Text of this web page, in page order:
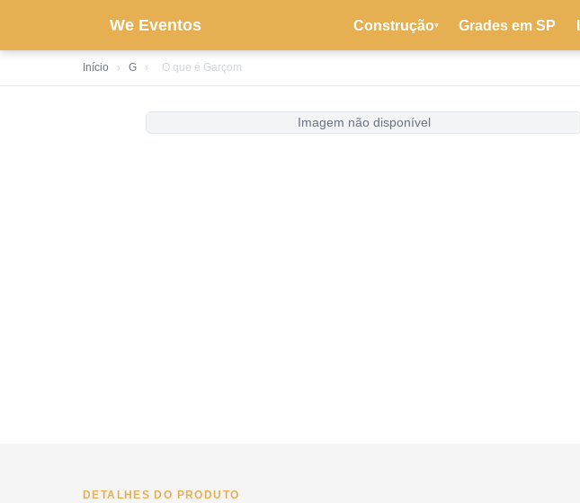
We Eventos Construção▾ Grades em SP
Início › G › O que é Garçom
Imagem não disponível
DETALHES DO PRODUTO